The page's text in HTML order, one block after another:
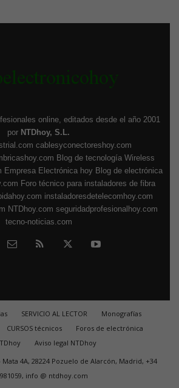
online, editados desde el año 2001
por NTDhoy, S.L.
cablesyconectoreshoy.com
Blog de tecnología Wireless
Empresa Electrónica hoy Blog de electrónica
Foro técnico para instaladores de fibra
instaladoresdetelecomhoy.com
NTDhoy.com seguridadprofesionalhoy.com
tecno-noticias.com
SERVICIO AL LECTOR
Monografías
CURSOS técnicos
Foros de electrónica
Aviso legal NTDhoy
4A, 28224 Pozuelo de Alarcón, Madrid, +34
info @ ntdhoy.com